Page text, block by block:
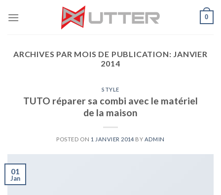
0
ARCHIVES PAR MOIS DE PUBLICATION: JANVIER
2014
STYLE
TUTO réparer sa combi avec le matériel
de la maison
POSTED ON 1 JANVIER 2014 BY ADMIN
01
Jan